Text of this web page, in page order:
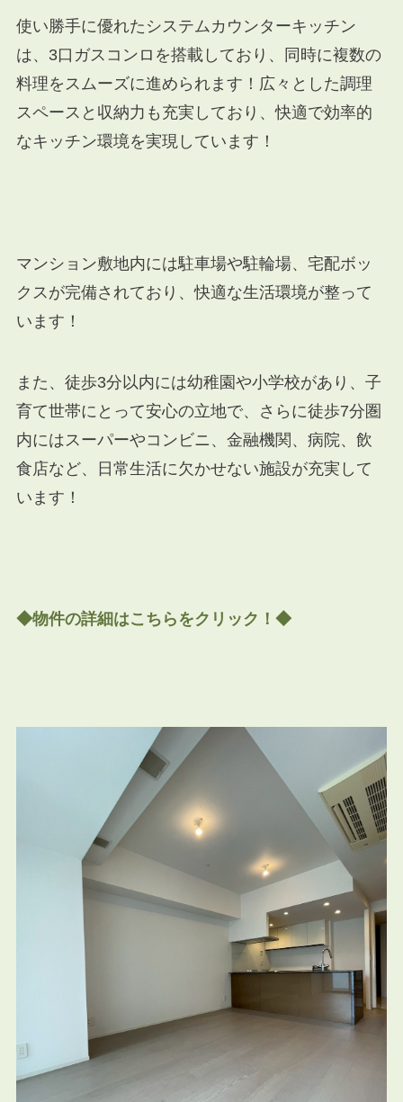
使い勝手に優れたシステムカウンターキッチン
は、3口ガスコンロを搭載しており、同時に複数の
料理をスムーズに進められます！広々とした調理
スペースと収納力も充実しており、快適で効率的
なキッチン環境を実現しています！
マンション敷地内には駐車場や駐輪場、宅配ボッ
クスが完備されており、快適な生活環境が整って
います！
また、徒歩3分以内には幼稚園や小学校があり、子
育て世帯にとって安心の立地で、さらに徒歩7分圏
内にはスーパーやコンビニ、金融機関、病院、飲
食店など、日常生活に欠かせない施設が充実して
います！
◆物件の詳細はこちらをクリック！◆